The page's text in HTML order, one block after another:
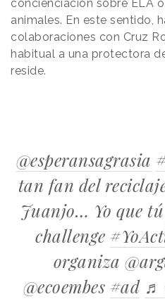
concienciación sobre ELA
animales. En este sentido,
colaboraciones con Cruz
habitual a una protectora
reside.
@esperansagrasia
tan fan del
Juanjo… Yo que
challenge
organiza
@ecoembes #ad ♬